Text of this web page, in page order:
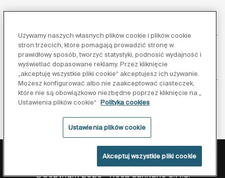
Inspiracja
Obserwuj nas:
Polityka ochrony danych
Warunki korzystania z serwisu
Polityka cookies
©Copyright 2026 - Roca Sanitario S.A.U.
Używamy naszych własnych plików cookie i plików cookie
stron trzecich, które pomagają prowadzić stronę w
prawidłowy sposób, tworzyć statystyki, podnosić wydajność i
wyświetlać dopasowane reklamy. Przez kliknięcie
„akceptuję wszystkie pliki cookie“ akceptujesz ich używanie.
Możesz konfigurować albo nie zaakceptować ciasteczek,
które nie są obowiązkowo niezbędne poprzez kliknięcie na „
Ustawienia plików cookie“
Polityka cookies
Ustawienia plików cookie
Akceptuj wszystkie pliki cookie